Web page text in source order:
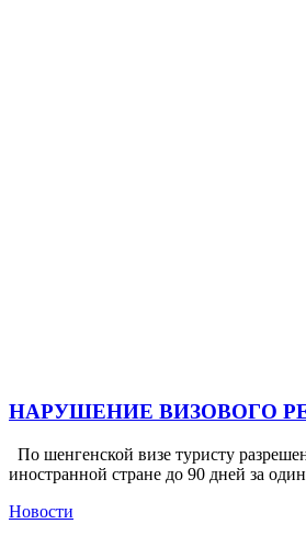
НАРУШЕНИЕ ВИЗОВОГО
По шенгенской визе туристу
иностранной стране до 90 дней за
Новости